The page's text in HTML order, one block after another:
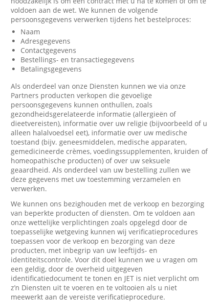
voldoen aan de wet. We kunnen de volgende
persoonsgegevens verwerken tijdens het bestelproces:
Naam
Adresgegevens
Contactgegevens
Bestellings- en transactiegegevens
Betalingsgegevens
Als onderdeel van onze Diensten kunnen we via onze
Partners producten verkopen die gevoelige
persoonsgegevens kunnen onthullen, zoals
gezondheidsgerelateerde informatie (allergieën of
dieetvereisten), informatie over uw religie (bijvoorbeeld of u
alleen halalvoedsel eet), informatie over uw medische
toestand (bijv. geneesmiddelen, medische apparaten,
gemedicineerde crèmes, voedingssupplementen, kruiden of
homeopathische producten) of over uw seksuele
geaardheid. Als onderdeel van uw bestelling zullen we
deze gegevens met uw toestemming verzamelen en
verwerken.
We kunnen ons bezighouden met de verkoop en bezorging
van beperkte producten of diensten. Om te voldoen aan
onze wettelijke verplichtingen zoals opgelegd door de
toepasselijke wetgeving kunnen wij verificatieprocedures
toepassen voor de verkoop en bezorging van deze
producten, met inbegrip van uw leeftijds- en
identiteitscontrole. Voor dit doel kunnen we u vragen om
een geldig, door de overheid uitgegeven
identificatiedocument te tonen en JET is niet verplicht om
z’n Diensten uit te voeren en te voltooien als u niet
meewerkt aan de vereiste verificatieprocedure.